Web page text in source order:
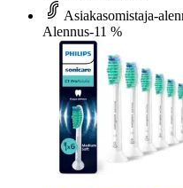
Asiakasomistaja-
Alennus-11 %